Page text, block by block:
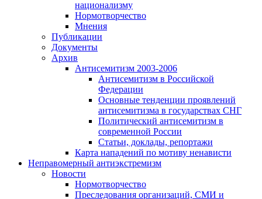
национализму
Нормотворчество
Мнения
Публикации
Документы
Архив
Антисемитизм 2003-2006
Антисемитизм в Российской
Федерации
Основные тенденции проявлений
антисемитизма в государствах СНГ
Политический антисемитизм в
современной России
Статьи, доклады, репортажи
Карта нападений по мотиву ненависти
Неправомерный антиэкстремизм
Новости
Нормотворчество
Преследования организаций, СМИ и